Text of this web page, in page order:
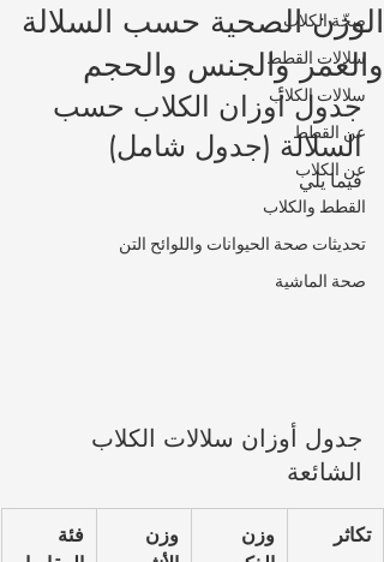
صِحّة الكلاب
سلالات القطط
سلالات الكلاب
عن القطط
عن الكلاب
القطط والكلاب
تحديثات صحة الحيوانات واللوائح التن
صحة الماشية
الوزن الصحية حسب السلالة
والعمر والجنس والحجم
جدول أوزان الكلاب حسب
السلالة (جدول شامل)
فيما يلي
جدول أوزان سلالات الكلاب
الشائعة
تكاثر
وزن
وزن
فئة